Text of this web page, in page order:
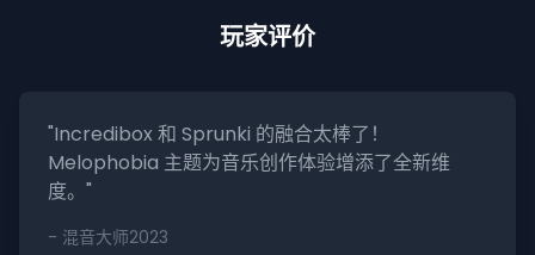
玩家评价
"Incredibox 和 Sprunki 的融合太棒了！
Melophobia 主题为音乐创作体验增添了全新维
度。"
- 混音大师2023